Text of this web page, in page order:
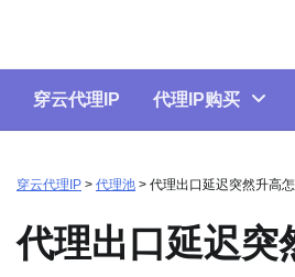
content
穿云代理IP
代理IP购买
穿云代理IP > 代理池 > 代理出口延迟突然升高
代理出口延迟突